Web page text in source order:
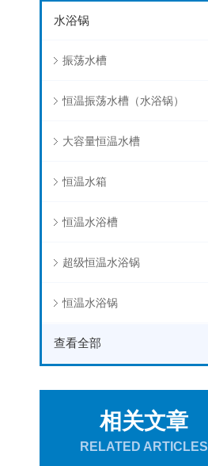
水浴锅
振荡水槽
恒温振荡水槽（水浴锅）
大容量恒温水槽
恒温水箱
恒温水浴槽
超级恒温水浴锅
恒温水浴锅
查看全部
相关文章
RELATED ARTICLES